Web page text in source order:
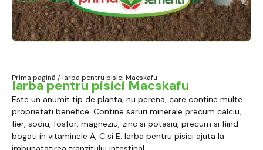
Prima pagină / Iarba pentru pisici Macskafu
Iarba pentru pisici Macskafu
Este un anumit tip de planta, nu perena, care contine multe
proprietati benefice. Contine saruri minerale precum calciu,
fier, sodiu, fosfor, magneziu, zinc si potasiu, precum si fiind
bogati in vitaminele A, C si E. Iarba pentru pisici ajuta la